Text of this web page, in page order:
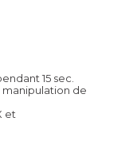
15 sec.
de
et